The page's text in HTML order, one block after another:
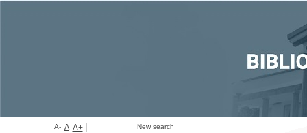
New search
A- A A+